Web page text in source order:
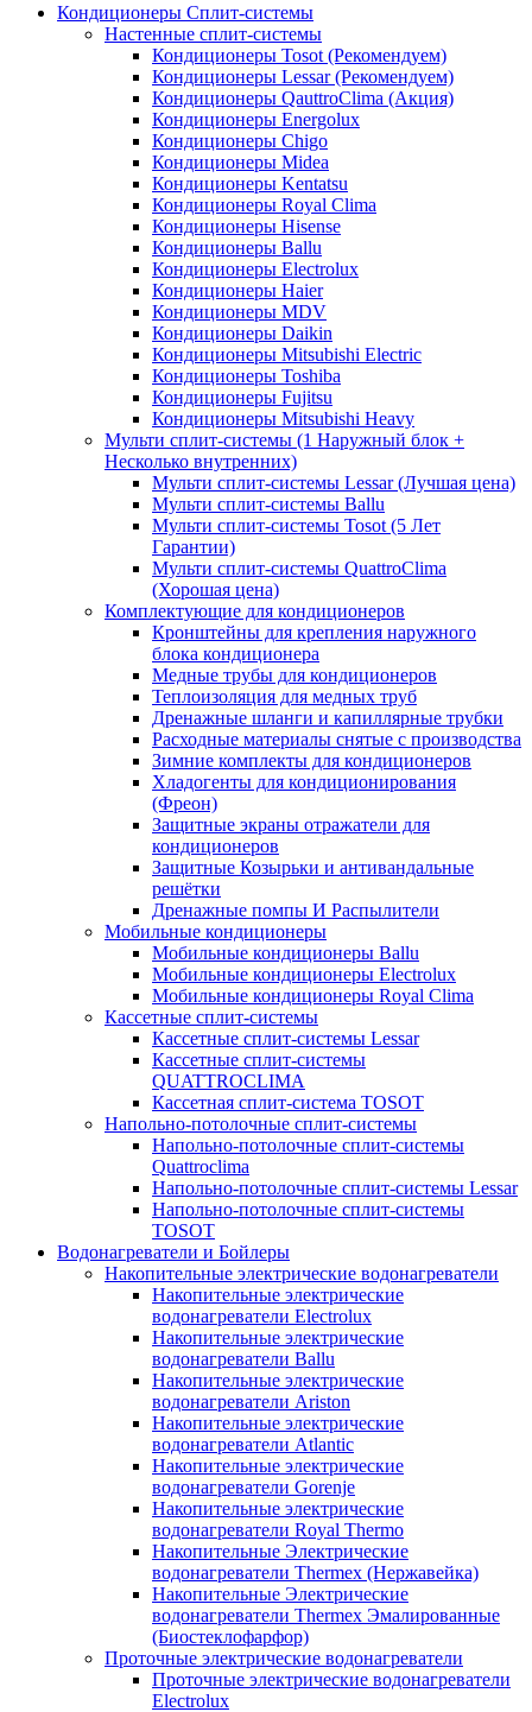
Кондиционеры Сплит-системы
Настенные сплит-системы
Кондиционеры Tosot (Рекомендуем)
Кондиционеры Lessar (Рекомендуем)
Кондиционеры QauttroClima (Акция)
Кондиционеры Energolux
Кондиционеры Chigo
Кондиционеры Midea
Кондиционеры Kentatsu
Кондиционеры Royal Clima
Кондиционеры Hisense
Кондиционеры Ballu
Кондиционеры Electrolux
Кондиционеры Haier
Кондиционеры MDV
Кондиционеры Daikin
Кондиционеры Mitsubishi Electric
Кондиционеры Toshiba
Кондиционеры Fujitsu
Кондиционеры Mitsubishi Heavy
Мульти сплит-системы (1 Наружный блок +
Несколько внутренних)
Мульти сплит-системы Lessar (Лучшая цена)
Мульти сплит-системы Ballu
Мульти сплит-системы Tosot (5 Лет
Гарантии)
Мульти сплит-системы QuattroClima
(Хорошая цена)
Комплектующие для кондиционеров
Кронштейны для крепления наружного
блока кондиционера
Медные трубы для кондиционеров
Теплоизоляция для медных труб
Дренажные шланги и капиллярные трубки
Расходные материалы снятые с производства
Зимние комплекты для кондиционеров
Хладогенты для кондиционирования
(Фреон)
Защитные экраны отражатели для
кондиционеров
Защитные Козырьки и антивандальные
решётки
Дренажные помпы И Распылители
Мобильные кондиционеры
Мобильные кондиционеры Ballu
Мобильные кондиционеры Electrolux
Мобильные кондиционеры Royal Clima
Кассетные сплит-системы
Кассетные сплит-системы Lessar
Кассетные сплит-системы
QUATTROCLIMA
Кассетная сплит-система TOSOT
Напольно-потолочные сплит-системы
Напольно-потолочные сплит-системы
Quattroclima
Напольно-потолочные сплит-системы Lessar
Напольно-потолочные сплит-системы
TOSOT
Водонагреватели и Бойлеры
Накопительные электрические водонагреватели
Накопительные электрические
водонагреватели Electrolux
Накопительные электрические
водонагреватели Ballu
Накопительные электрические
водонагреватели Ariston
Накопительные электрические
водонагреватели Atlantic
Накопительные электрические
водонагреватели Gorenje
Накопительные электрические
водонагреватели Royal Thermo
Накопительные Электрические
водонагреватели Thermex (Нержавейка)
Накопительные Электрические
водонагреватели Thermex Эмалированные
(Биостеклофарфор)
Проточные электрические водонагреватели
Проточные электрические водонагреватели
Electrolux